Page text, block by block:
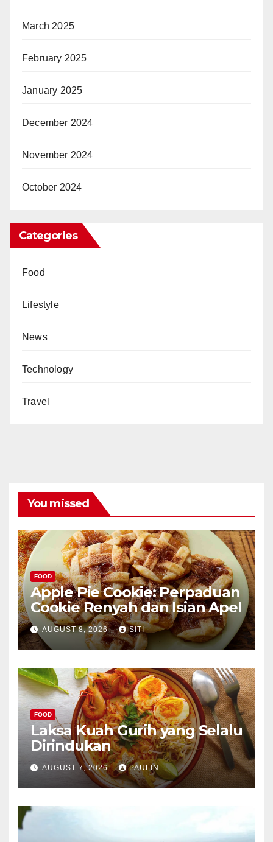
March 2025
February 2025
January 2025
December 2024
November 2024
October 2024
Categories
Food
Lifestyle
News
Technology
Travel
You missed
FOOD
Apple Pie Cookie: Perpaduan
Cookie Renyah dan Isian Apel
AUGUST 8, 2026 SITI
FOOD
Laksa Kuah Gurih yang Selalu
Dirindukan
AUGUST 7, 2026 PAULIN